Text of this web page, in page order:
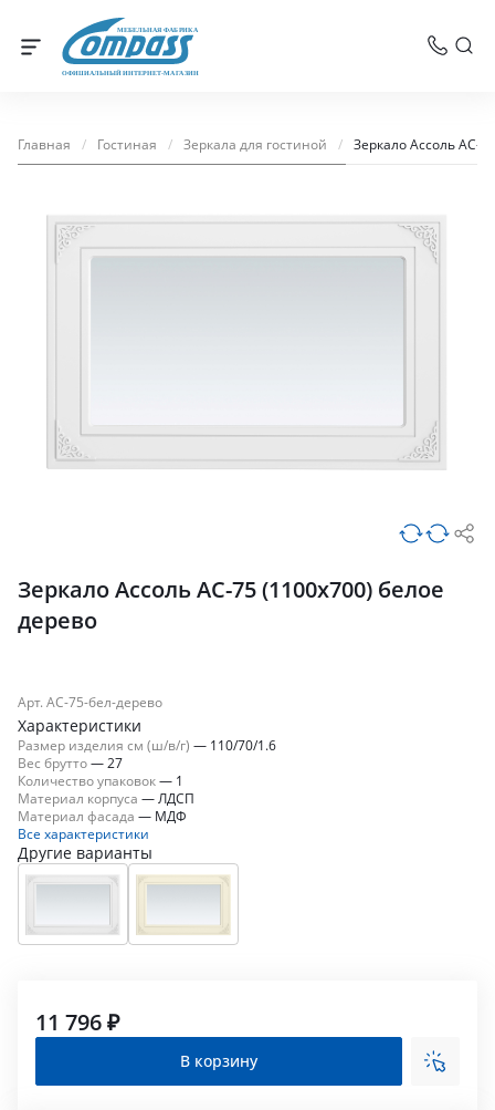
МЕБЕЛЬНАЯ ФАБРИКА
ОФИЦИАЛЬНЫЙ ИНТЕРНЕТ-МАГАЗИН
Главная / Гостиная / Зеркала для гостиной / Зеркало Ассоль АС-
Зеркало Ассоль АС-75 (1100х700) белое
дерево
Арт. АС-75-бел-дерево
Характеристики
Размер изделия см (ш/в/г) — 110/70/1.6
Вес брутто—27
Количество упаковок— 1
Материал корпуса —ЛДСП
Материал фасада — МДФ
Все характеристики
Другие варианты
11 796 ₽
В корзину